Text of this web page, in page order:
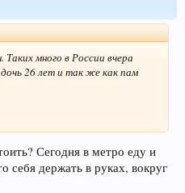
много в России вчера
дочь 26 лет и так же как пам
Сегодня в метро еду и
себя держать в руках, вокруг